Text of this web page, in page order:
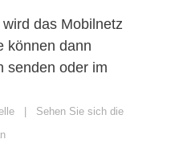
das Mobilnetz
können dann
senden oder im
| Sehen Sie sich die